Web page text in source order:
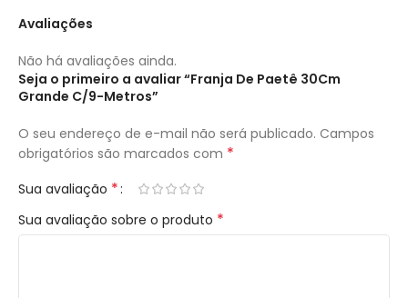
Avaliações
Não há avaliações ainda.
Seja o primeiro a avaliar “Franja De Paetê 30Cm
Grande C/9-Metros”
O seu endereço de e-mail não será publicado. Campos
obrigatórios são marcados com *
Sua avaliação *
Sua avaliação sobre o produto *